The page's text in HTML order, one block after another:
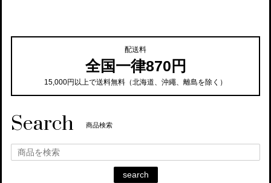
配送料
全国一律870円
15,000円以上で送料無料（北海道、沖繩、離島を除く）
Search 商品検索
search